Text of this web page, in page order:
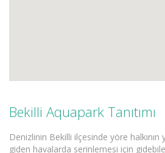
Bekilli Aquapark Tanıtımı
Denizlinin Bekilli ilçesinde yöre halkının
giden havalarda serinlemesi için